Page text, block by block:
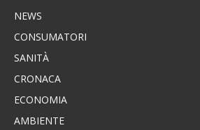
NEWS
CONSUMATORI
SANITÀ
CRONACA
ECONOMIA
AMBIENTE